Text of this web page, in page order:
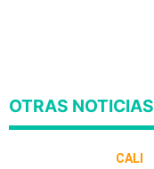
OTRAS NOTICIAS
CALI